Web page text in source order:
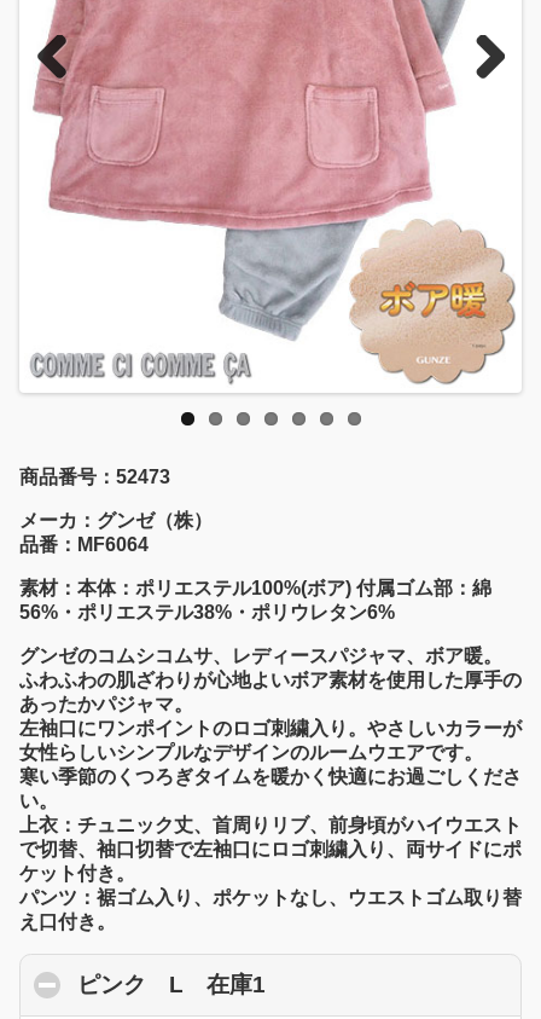
Previous
商品番号：52473
メーカ：グンゼ（株）
品番：MF6064
素材：本体：ポリエステル100%(ボア) 付属ゴム部：綿
56%・ポリエステル38%・ポリウレタン6%
グンゼのコムシコムサ、レディースパジャマ、ボア暖。
ふわふわの肌ざわりが心地よいボア素材を使用した厚手の
あったかパジャマ。
左袖口にワンポイントのロゴ刺繍入り。やさしいカラーが
女性らしいシンプルなデザインのルームウエアです。
寒い季節のくつろぎタイムを暖かく快適にお過ごしくださ
い。
上衣：チュニック丈、首周りリブ、前身頃がハイウエスト
で切替、袖口切替で左袖口にロゴ刺繍入り、両サイドにポ
ケット付き。
パンツ：裾ゴム入り、ポケットなし、ウエストゴム取り替
え口付き。
ピンク L 在庫1